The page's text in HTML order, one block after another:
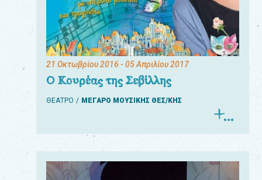
21 Οκτωβρίου 2016 - 05 Απριλίου 2017
Ο Κουρέας της Σεβίλλης
ΘΕΑΤΡΟ ΜΕΓΑΡΟ ΜΟΥΣΙΚΗΣ ΘΕΣ/ΚΗΣ